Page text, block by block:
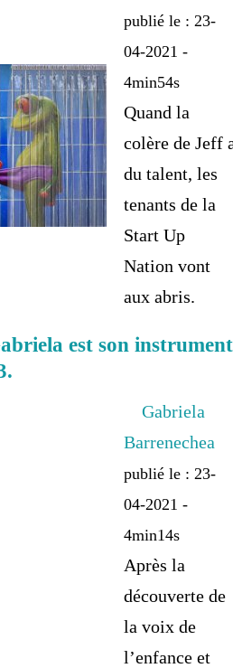
publié le : 23-
04-2021 -
4min54s
Quand la
colère de Jeff
du talent, les
tenants de la
Start Up
Nation vont
aux abris.
est son instrument
Gabriela
Barrenechea
publié le : 23-
04-2021 -
4min14s
Après la
découverte de
la voix de
l’enfance et